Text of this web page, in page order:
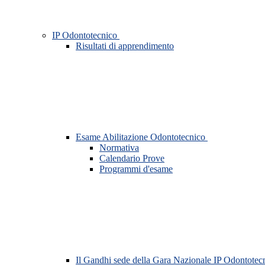
IP Odontotecnico
Risultati di apprendimento
Esame Abilitazione Odontotecnico
Normativa
Calendario Prove
Programmi d'esame
Il Gandhi sede della Gara Nazionale IP